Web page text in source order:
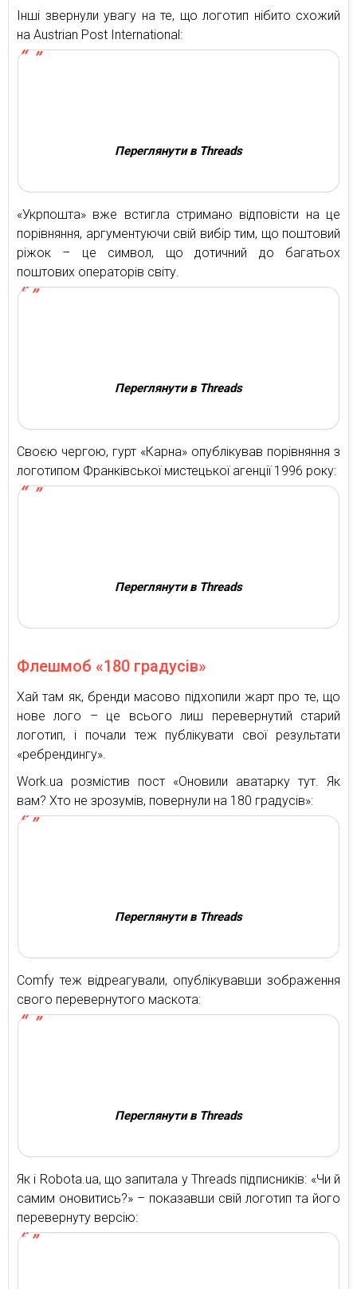
Інші звернули увагу на те, що логотип нібито схожий
на Austrian Post International:
Переглянути в Threads
«Укрпошта» вже встигла стримано відповісти на це
порівняння, аргументуючи свій вибір тим, що поштовий
ріжок – це символ, що дотичний до багатьох
поштових операторів світу.
Переглянути в Threads
Своєю чергою, гурт «Карна» опублікував порівняння з
логотипом Франківської мистецької агенції 1996 року:
Переглянути в Threads
Флешмоб «180 градусів»
Хай там як, бренди масово підхопили жарт про те, що
нове лого – це всього лиш перевернутий старий
логотип, і почали теж публікувати свої результати
«ребрендингу».
Work.ua розмістив пост «Оновили аватарку тут. Як
вам? Хто не зрозумів, повернули на 180 градусів»:
Переглянути в Threads
Comfy теж відреагували, опублікувавши зображення
свого перевернутого маскота:
Переглянути в Threads
Як і Robota.ua, що запитала у Threads підписників: «Чи й
самим оновитись?» – показавши свій логотип та його
перевернуту версію: